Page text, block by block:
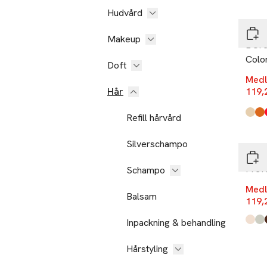
Hudvård
Makeup
Doft
Hår
Refill hårvård
Silverschampo
Schampo
Balsam
Inpackning & behandling
Hårstyling
10,1
4
5